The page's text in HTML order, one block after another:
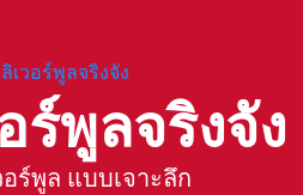
ร์พูลจริงจัง
ร์พูล แบบเจาะลึก